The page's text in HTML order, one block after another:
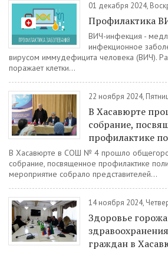
01 декабря 2024,
Профилактика
ВИЧ-инфекция -
инфекционное
вирусом иммудефицита человека (ВИЧ).
поражает клетки...
22 ноября 2024,
В Хасавюрте
собрание,
профилактике
В Хасавюрте в СОШ № 4 прошло
собрание, посвященное профилактике
мероприятие собрало представителей...
14 ноября 2024,
Здоровье
граждан в